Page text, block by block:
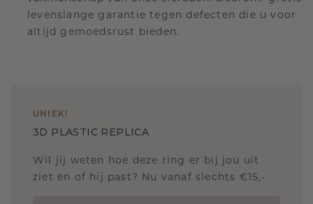
levenslange garantie tegen defecten die u voor
altijd gemoedsrust bieden.
UNIEK!
3D PLASTIC REPLICA
Wil jij weten hoe deze ring er bij jou uit
ziet en of hij past? Nu vanaf slechts €15,-